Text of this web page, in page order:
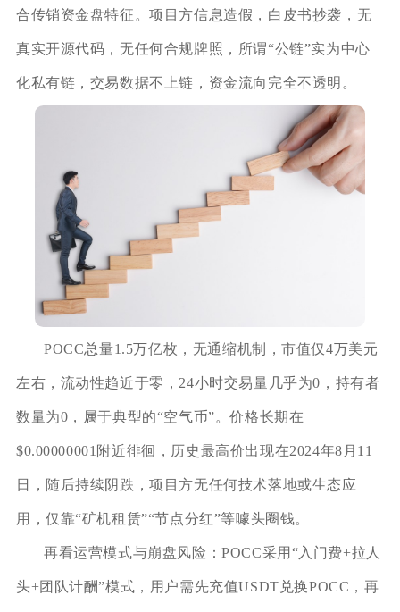
合传销资金盘特征。项目方信息造假，白皮书抄袭，无
真实开源代码，无任何合规牌照，所谓“公链”实为中心
化私有链，交易数据不上链，资金流向完全不透明。
POCC总量1.5万亿枚，无通缩机制，市值仅4万美元
左右，流动性趋近于零，24小时交易量几乎为0，持有者
数量为0，属于典型的“空气币”。价格长期在
$0.00000001附近徘徊，历史最高价出现在2024年8月11
日，随后持续阴跌，项目方无任何技术落地或生态应
用，仅靠“矿机租赁”“节点分红”等噱头圈钱。
再看运营模式与崩盘风险：POCC采用“入门费+拉人
头+团队计酬”模式，用户需先充值USDT兑换POCC，再